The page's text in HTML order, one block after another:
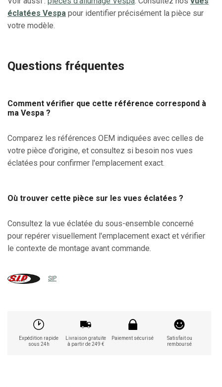
éclatées Vespa pour identifier précisément la pièce sur
votre modèle.
Questions fréquentes
Comment vérifier que cette référence correspond à
ma Vespa ?
Comparez les références OEM indiquées avec celles de
votre pièce d'origine, et consultez si besoin nos vues
éclatées pour confirmer l'emplacement exact.
Où trouver cette pièce sur les vues éclatées ?
Consultez la vue éclatée du sous-ensemble concerné
pour repérer visuellement l'emplacement exact et vérifier
le contexte de montage avant commande.
SIP
Expédition rapide
sous 24h
Livraison gratuite
à partir de 249 €
Paiement sécurisé
Satisfait ou
remboursé